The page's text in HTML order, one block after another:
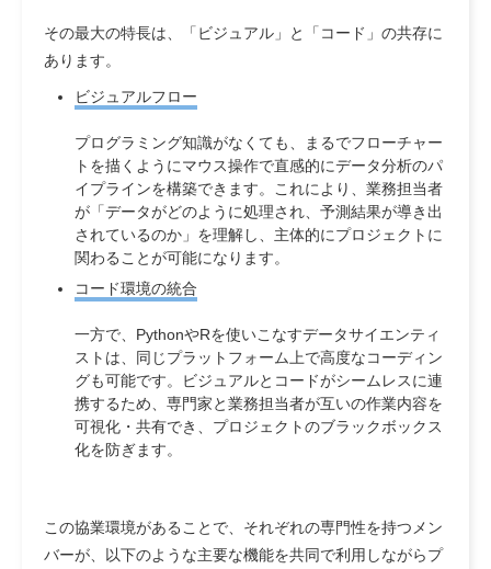
その最大の特長は、 「ビジュアル」 と 「コード」 の共存に
あります。
ビジュアルフロー
プログラミング知識がなくても、まるでフローチャー
トを描くようにマウス操作で直感的にデータ分析のパ
イプラインを構築できます。これにより、業務担当者
が「データがどのように処理され、予測結果が導き出
されているのか」を理解し、主体的にプロジェクトに
関わることが可能になります。
コード環境の統合
一方で、PythonやRを使いこなすデータサイエンティ
ストは、同じプラットフォーム上で高度なコーディン
グも可能です。ビジュアルとコードがシームレスに連
携するため、専門家と業務担当者が互いの作業内容を
可視化・共有でき、プロジェクトのブラックボックス
化を防ぎます。
この協業環境があることで、それぞれの専門性を持つメン
バーが、以下のような主要な機能を共同で利用しながらプ